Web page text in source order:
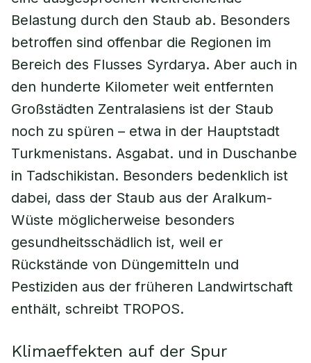
Belastung durch den Staub ab. Besonders
betroffen sind offenbar die Regionen im
Bereich des Flusses Syrdarya. Aber auch in
den hunderte Kilometer weit entfernten
Großstädten Zentralasiens ist der Staub
noch zu spüren – etwa in der Hauptstadt
Turkmenistans. Asgabat. und in Duschanbe
in Tadschikistan. Besonders bedenklich ist
dabei, dass der Staub aus der Aralkum-
Wüste möglicherweise besonders
gesundheitsschädlich ist, weil er
Rückstände von Düngemitteln und
Pestiziden aus der früheren Landwirtschaft
enthält, schreibt TROPOS.
Klimaeffekten auf der Spur